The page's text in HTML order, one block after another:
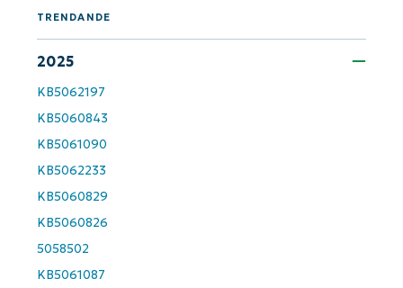
TRENDANDE
2025
KB5062197
KB5060843
KB5061090
KB5062233
KB5060829
KB5060826
5058502
KB5061087
Country
Company
name*